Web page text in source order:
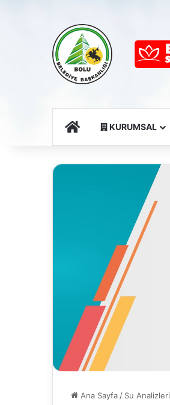
Ana SayfaKURUMSAL
Ana Sayfa/ Su Analizleri